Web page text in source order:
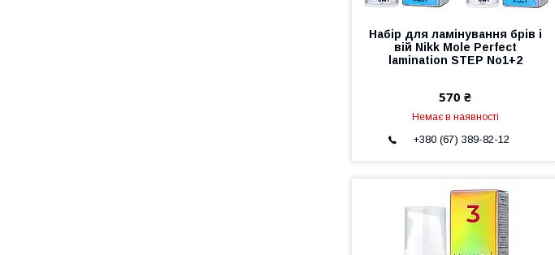
Набір для ламінування брів і
вій Nikk Mole Perfect
lamination STEP No1+2
570 ₴
Немає в наявності
+380 (67) 389-82-12